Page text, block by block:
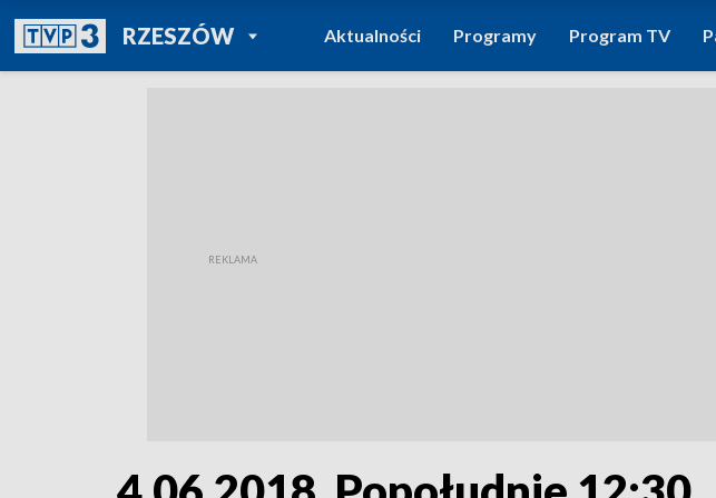
RZESZÓWPOWRÓT DO
TVP REGIONY
Aktualności Programy Program TV